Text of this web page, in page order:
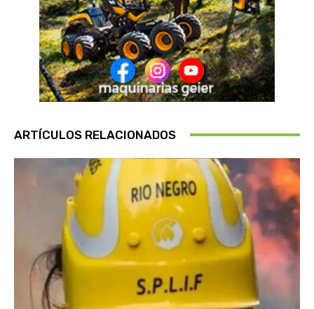
ARTÍCULOS RELACIONADOS